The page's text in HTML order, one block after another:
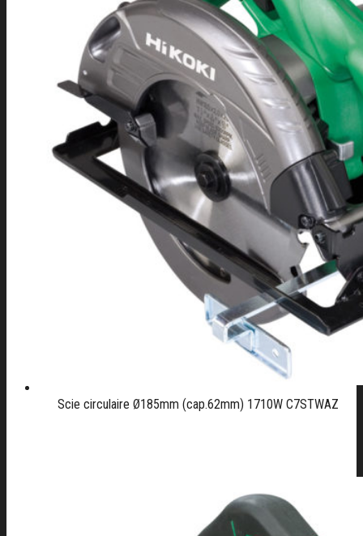
Scie circulaire Ø185mm (cap.62mm) 1710W C7STWAZ